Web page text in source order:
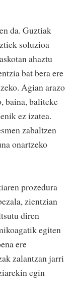
da. Guztiak
soluzioa
ahaztu
bat bera ere
Agian arazo
baina, baliteke
ez izatea.
zabaltzen
onartzeko
prozedura
zientzian
diren
egiten
ere
zalantzan jarri
egin